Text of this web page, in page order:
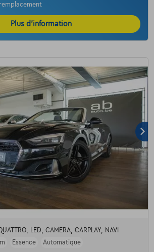
Plus d’information
LED, CAMERA, CARPLAY, NAVI
Essence
Automatique